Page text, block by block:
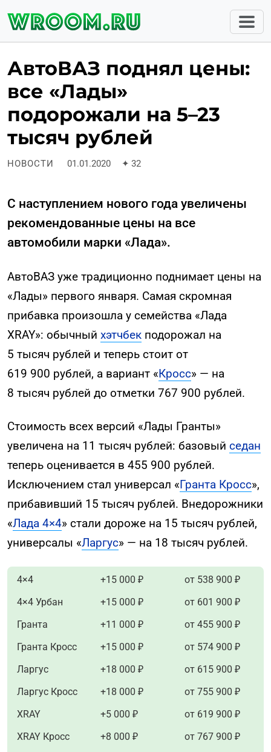
АвтоВАЗ поднял цены:
все «Лады»
подорожали на 5–23
тысяч рублей
НОВОСТИ 01.01.2020 ✦ 32
С наступлением нового года увеличены
рекомендованные цены на все
автомобили марки «Лада».
АвтоВАЗ уже традиционно поднимает цены на
«Лады» первого января. Самая скромная
прибавка произошла у семейства «Лада
XRAY»: обычный хэтчбек подорожал на
5 тысяч рублей и теперь стоит от
619 900 рублей, а вариант «Кросс» — на
8 тысяч рублей до отметки 767 900 рублей.
Стоимость всех версий «Лады Гранты»
увеличена на 11 тысяч рублей: базовый седан
теперь оценивается в 455 900 рублей.
Исключением стал универсал «Гранта Кросс»,
прибавивший 15 тысяч рублей. Внедорожники
«Лада 4×4» стали дороже на 15 тысяч рублей,
универсалы «Ларгус» — на 18 тысяч рублей.
4×4 +15 000 ₽
от 538 900 ₽
4×4 Урбан
+15 000 ₽
от 601 900 ₽
Гранта
+11 000 ₽
от 455 900 ₽
Гранта Кросс
+15 000 ₽
от 574 900 ₽
Ларгус
+18 000 ₽
от 615 900 ₽
Ларгус Кросс
+18 000 ₽
от 755 900 ₽
XRAY
+5 000 ₽
от 619 900 ₽
XRAY Кросс
+8 000 ₽
от 767 900 ₽